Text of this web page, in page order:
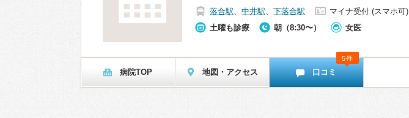
落合駅、 中井駅、 下落合駅
マイナ受付 (スマホ可)
土曜も診療
朝（8:30〜） 女医
病院TOP 地図・アクセス 口コミ
5件